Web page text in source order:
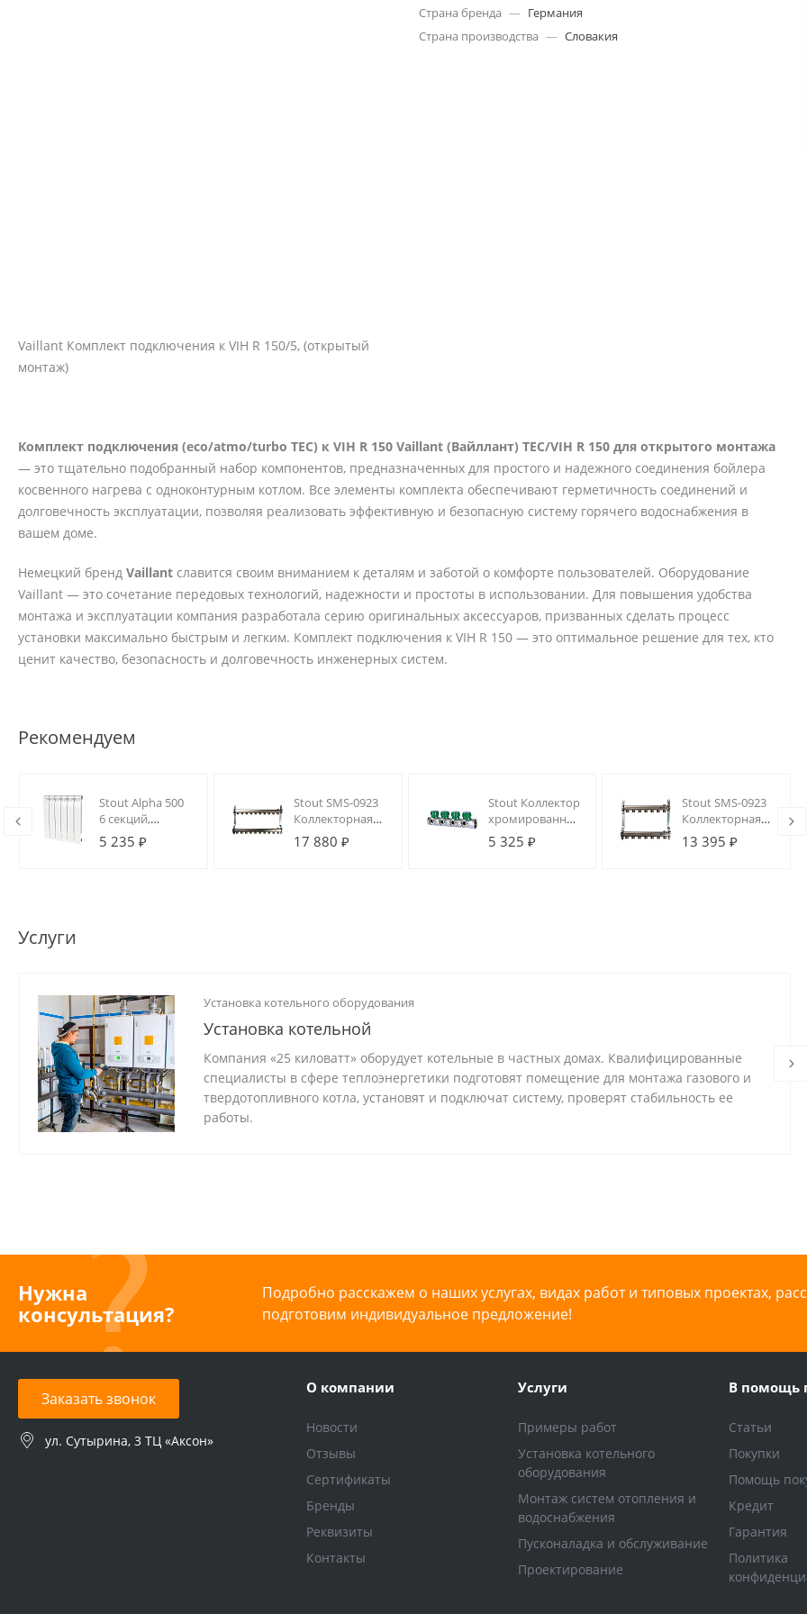
Vaillant Комплект подключения к VIH R 150/5, (открытый
монтаж)
Страна бренда — Германия
Страна производства — Словакия
Комплект подключения (eco/atmo/turbo TEC) к VIH R 150 Vaillant (Вайллант) TEC/VIH R 150 для открытого монтажа
— это тщательно подобранный набор компонентов, предназначенных для простого и надежного соединения бойлера
косвенного нагрева с одноконтурным котлом. Все элементы комплекта обеспечивают герметичность соединений и
долговечность эксплуатации, позволяя реализовать эффективную и безопасную систему горячего водоснабжения в
вашем доме.
Немецкий бренд Vaillant славится своим вниманием к деталям и заботой о комфорте пользователей. Оборудование
Vaillant — это сочетание передовых технологий, надежности и простоты в использовании. Для повышения удобства
монтажа и эксплуатации компания разработала серию оригинальных аксессуаров, призванных сделать процесс
установки максимально быстрым и легким. Комплект подключения к VIH R 150 — это оптимальное решение для тех, кто
ценит качество, безопасность и долговечность инженерных систем.
Рекомендуем
Stout Alpha 500
6 секций,
радиатор
алюминиевый
5 235 ₽
Stout SMS-0923
Коллекторная
группа 10 вых.
из
17 880 ₽
Stout Коллектор
хромированный
1", 4 отвода,
подключение
5 325 ₽
Stout SMS-0923
Коллекторная
группа 07 вых.
из
13 395 ₽
Услуги
Установка котельного оборудования
Установка котельной
Компания «25 киловатт» оборудует котельные в частных домах. Квалифицированные
специалисты в сфере теплоэнергетики подготовят помещение для монтажа газового и
твердотопливного котла, установят и подключат систему, проверят стабильность ее
работы.
Нужна
консультация?
Подробно расскажем о наших услугах, видах работ и типовых проектах,
подготовим индивидуальное предложение!
Заказать звонок
ул. Сутырина, 3 ТЦ «Аксон»
О компании
Новости
Отзывы
Сертификаты
Бренды
Реквизиты
Контакты
Услуги
Примеры работ
Установка котельного
оборудования
Монтаж систем отопления и
водоснабжения
Пусконаладка и обслуживание
Проектирование
В помощь
Статьи
Покупки
Помощь
Кредит
Гарантия
Политика